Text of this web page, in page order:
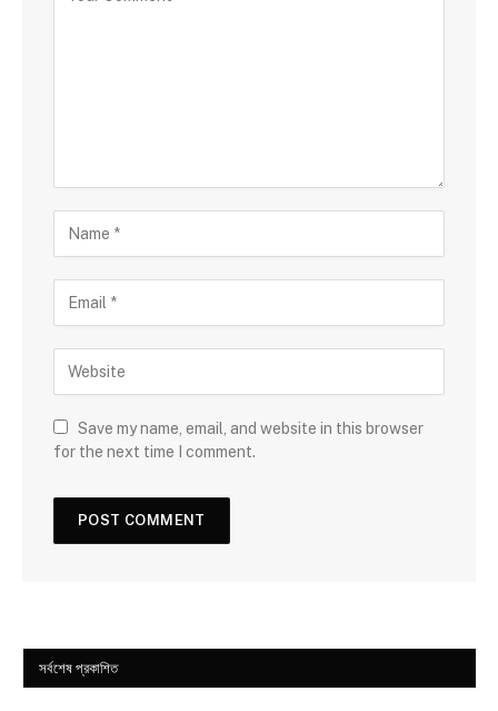
Save my name, email, and website in this browser
for the next time I comment.
সর্বশেষ প্রকাশিত